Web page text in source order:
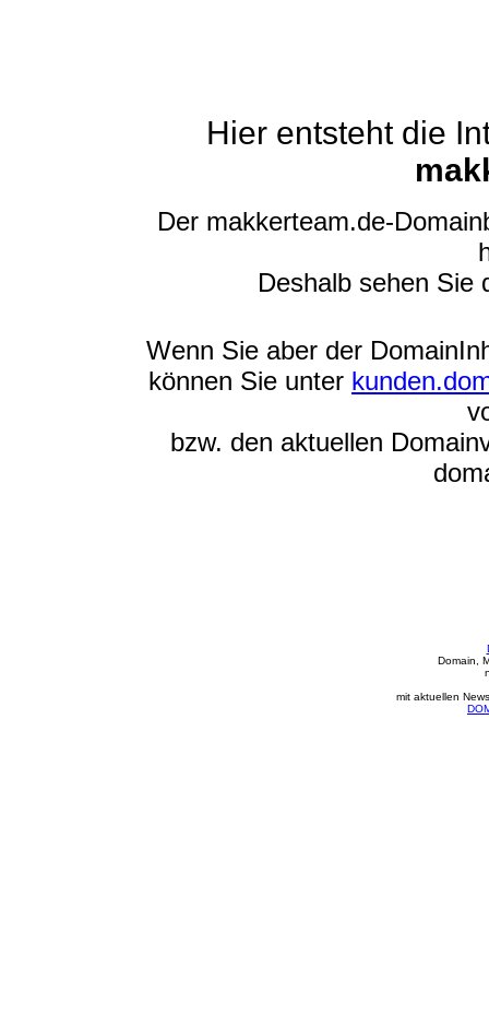
Hier entsteht die
Der makkerteam.de-
Deshalb sehen Sie
Wenn Sie aber der
können Sie unter
bzw. den aktuellen
Domain,
mit aktuellen